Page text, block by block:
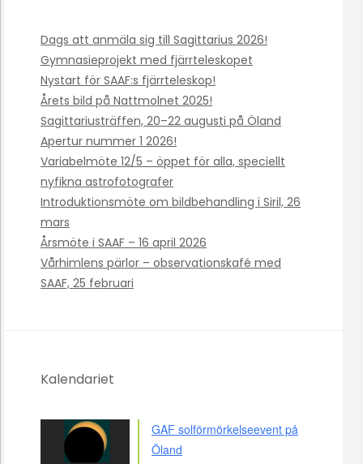
Dags att anmäla sig till Sagittarius 2026!
Gymnasieprojekt med fjärrteleskopet
Nystart för SAAF:s fjärrteleskop!
Årets bild på Nattmolnet 2025!
Sagittariusträffen, 20–22 augusti på Öland
Apertur nummer 1 2026!
Variabelmöte 12/5 – öppet för alla, speciellt
nyfikna astrofotografer
Introduktionsmöte om bildbehandling i Siril, 26
mars
Årsmöte i SAAF – 16 april 2026
Vårhimlens pärlor – observationskafé med
SAAF, 25 februari
Kalendariet
GAF solförmörkelseevent på
Öland